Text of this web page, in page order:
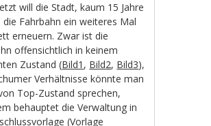
will die Stadt, kaum 15 Jahre
die Fahrbahn ein weiteres Mal
erneuern. Zwar ist die
offensichtlich in keinem
Zustand (Bild1 , Bild2, Bild3),
Verhältnisse könnte man
Top-Zustand sprechen,
behauptet die Verwaltung in
(Vorlage